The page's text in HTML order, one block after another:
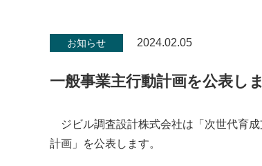
お知らせ 2024.02.05
一般事業主行動計画を公表し
ジビル調査設計株式会社は「次世代育
計画」を公表します。